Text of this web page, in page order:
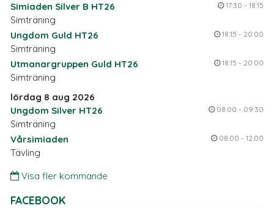
Simiaden Silver B HT26
17:30 - 18:15
Simträning
Ungdom Guld HT26
18:15 - 20:00
Simträning
Utmanargruppen Guld HT26
18:15 - 20:00
Simträning
lördag 8 aug 2026
Ungdom Silver HT26
08:00 - 09:30
Simträning
Vårsimiaden
08:00 - 12:00
Tävling
Visa fler kommande
FACEBOOK